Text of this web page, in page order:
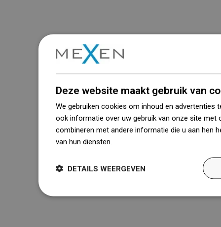
Deze website maakt gebruik van
We gebruiken cookies om inhoud en advertenties
ook informatie over uw gebruik van onze site met
combineren met andere informatie die u aan hen
van hun diensten.
DETAILS WEERGEVEN